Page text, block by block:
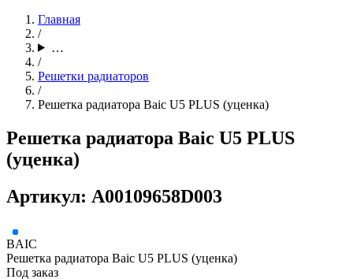
Главная
/
…
/
Решетки радиаторов
/
Решетка радиатора Baic U5 PLUS (уценка)
Решетка радиатора Baic U5 PLUS
(уценка)
Артикул: A00109658D003
BAIC
Решетка радиатора Baic U5 PLUS (уценка)
Под заказ